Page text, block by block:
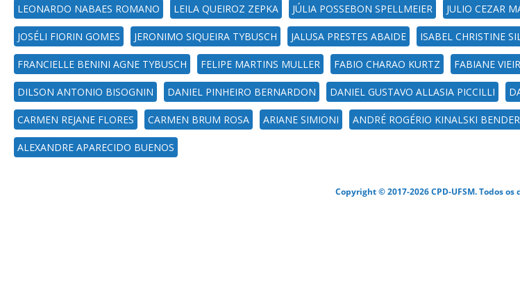
LEONARDO NABAES ROMANO LEILA QUEIROZ ZEPKA JÚLIA POSSEBON SPELLMEIER JULIO CEZAR
JOSÉLI FIORIN GOMES JERONIMO SIQUEIRA TYBUSCH JALUSA PRESTES ABAIDE ISABEL CHRISTINE
FRANCIELLE BENINI AGNE TYBUSCH FELIPE MARTINS MULLER FABIO CHARAO KURTZ FABIANE
DILSON ANTONIO BISOGNIN DANIEL PINHEIRO BERNARDON DANIEL GUSTAVO ALLASIA PICCILLI
CARMEN REJANE FLORES CARMEN BRUM ROSA ARIANE SIMIONI ANDRÉ ROGÉRIO KINALSKI BENDER
ALEXANDRE APARECIDO BUENOS
Copyright © 2017-2026 CPD-UFSM. Todos